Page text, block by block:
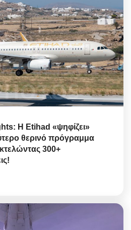
Η Etihad «ψηφίζει»
θερινό πρόγραμμα
300+